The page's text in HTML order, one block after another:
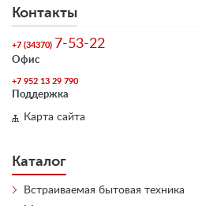
Контакты
+7 (34370) 7-53-22
Офис
+7 952 13 29 790
Поддержка
Карта сайта
Каталог
Встраиваемая бытовая техника